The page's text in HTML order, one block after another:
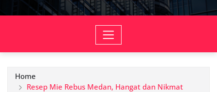
Home
Resep Mie Rebus Medan, Hangat dan Nikmat